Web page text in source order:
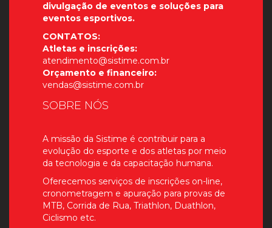
divulgação de eventos e soluções para
eventos esportivos.
CONTATOS:
Atletas e inscrições:
atendimento@sistime.com.br
Orçamento e financeiro:
vendas@sistime.com.br
SOBRE NÓS
A missão da Sistime é contribuir para a
evolução do esporte e dos atletas por meio
da tecnologia e da capacitação humana.
Oferecemos serviços de inscrições on-line,
cronometragem e apuração para provas de
MTB, Corrida de Rua, Triathlon, Duathlon,
Ciclismo etc.